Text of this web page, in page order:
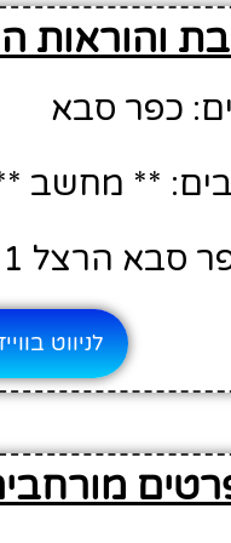
והוראות
כפר סבא
** מחשב
סבא הרצל 1
לניווט